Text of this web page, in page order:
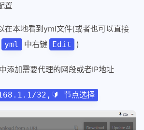
置
在本地看到yml文件(或者也可以直接
yml 中右键 Edit )
中添加需要代理的网段或者IP地址
32,🔰 节点选择